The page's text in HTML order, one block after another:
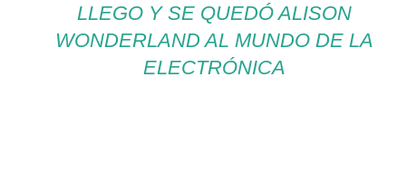
LLEGO Y SE QUEDÓ ALISON
WONDERLAND AL MUNDO DE LA
ELECTRÓNICA